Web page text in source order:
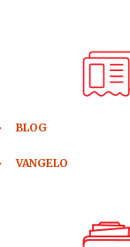
BLOG
VANGELO